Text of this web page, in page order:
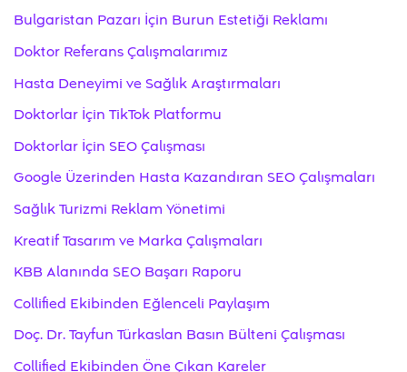
Bulgaristan Pazarı İçin Burun Estetiği Reklamı
Doktor Referans Çalışmalarımız
Hasta Deneyimi ve Sağlık Araştırmaları
Doktorlar İçin TikTok Platformu
Doktorlar İçin SEO Çalışması
Google Üzerinden Hasta Kazandıran SEO Çalışmaları
Sağlık Turizmi Reklam Yönetimi
Kreatif Tasarım ve Marka Çalışmaları
KBB Alanında SEO Başarı Raporu
Collified Ekibinden Eğlenceli Paylaşım
Doç. Dr. Tayfun Türkaslan Basın Bülteni Çalışması
Collified Ekibinden Öne Çıkan Kareler